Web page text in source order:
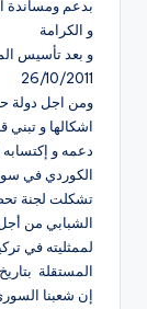
بدعم ومساندة
و الكرامة
و بعد تأسيس
26/10/2011
ومن اجل دولة
اشكالها و
دعمه و
الكوردي في
تشكلت لجنة
الشبابي من
لممثليته في
المستقلة بتاريخ 13/5/2012
إن شعبنا